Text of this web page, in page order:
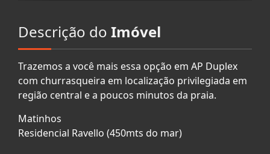
Descrição do Imóvel
Trazemos a você mais essa opção em AP Duplex
com churrasqueira em localização privilegiada em
região central e a poucos minutos da praia.
Matinhos
Residencial Ravello (450mts do mar)